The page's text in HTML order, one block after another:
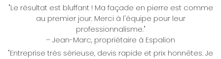
"Le résultat est bluffant ! Ma façade en pierre est comme
au premier jour. Merci à l'équipe pour leur
professionnalisme."
– Jean-Marc, propriétaire à Espalion
"Entreprise très sérieuse, devis rapide et prix honnêtes. Je